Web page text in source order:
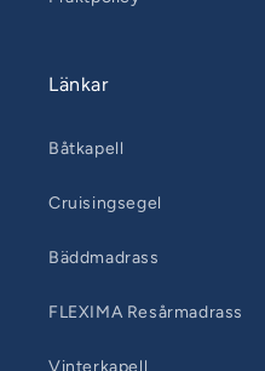
Länkar
Båtkapell
Cruisingsegel
Bäddmadrass
FLEXIMA Resårmadrass
Vinterkapell